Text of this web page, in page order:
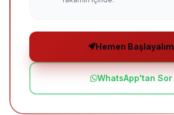
Hemen Başlayalım
WhatsApp'tan Sor